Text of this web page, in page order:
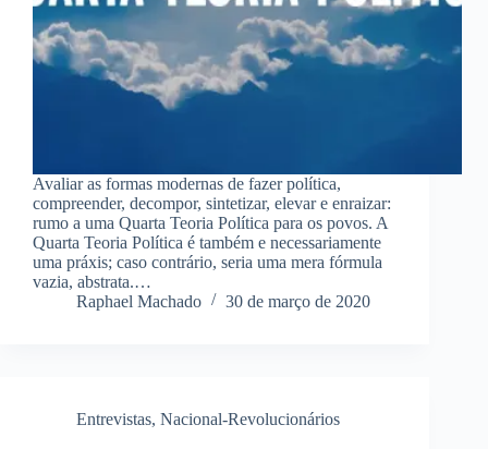
Avaliar as formas modernas de fazer política,
compreender, decompor, sintetizar, elevar e enraizar:
rumo a uma Quarta Teoria Política para os povos. A
Quarta Teoria Política é também e necessariamente
uma práxis; caso contrário, seria uma mera fórmula
vazia, abstrata.…
Raphael Machado
30 de março de 2020
Entrevistas, Nacional-Revolucionários